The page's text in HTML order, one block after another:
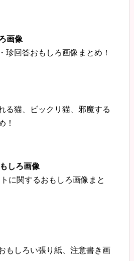
画像
回答おもしろ画像まとめ！
る猫、ビックリ猫、邪魔する
！
しろ画像
に関するおもしろ画像まと
もしろい張り紙、注意書き画